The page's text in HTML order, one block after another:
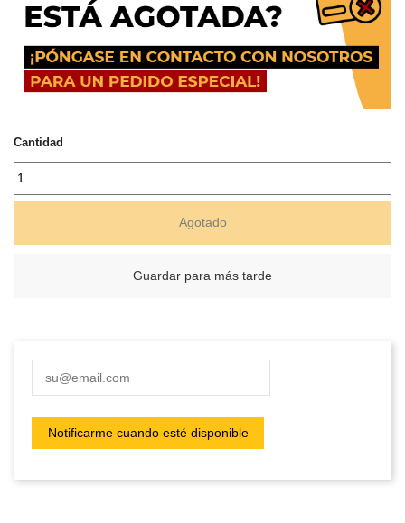
Cantidad
Agotado
Guardar para más tarde